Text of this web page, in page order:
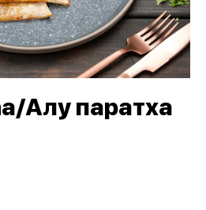
Алу паратха